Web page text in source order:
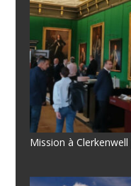
Mission à